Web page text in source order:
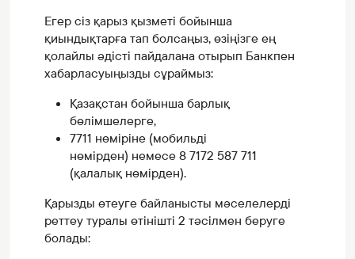
Егер сіз қарыз қызметі бойынша
қиындықтарға тап болсаңыз, өзіңізге ең
қолайлы әдісті пайдалана отырып Банкпен
хабарласуыңызды сұраймыз:
Қазақстан бойынша барлық
бөлімшелерге,
7711 нөміріне (мобильді
нөмірден) немесе 8 7172 587 711
(қалалық нөмірден).
Қарызды өтеуге байланысты мәселелерді
реттеу туралы өтінішті 2 тәсілмен беруге
болады: